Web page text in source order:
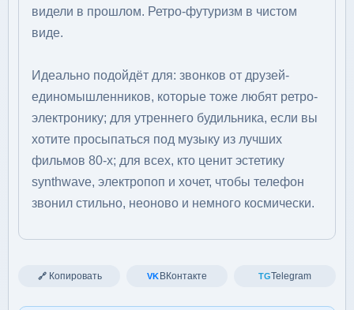
видели в прошлом. Ретро-футуризм в чистом
виде.
Идеально подойдёт для: звонков от друзей-
единомышленников, которые тоже любят ретро-
электронику; для утреннего будильника, если вы
хотите просыпаться под музыку из лучших
фильмов 80-х; для всех, кто ценит эстетику
synthwave, электропоп и хочет, чтобы телефон
звонил стильно, неоново и немного космически.
🔗 Копировать VK ВКонтакте TGTelegram